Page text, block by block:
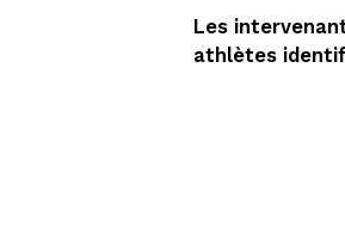
Les
athlètes